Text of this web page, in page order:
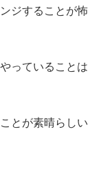
ジすることが怖
っていることは
とが素晴らしい